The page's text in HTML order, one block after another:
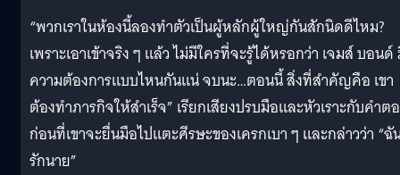
“พวกเราในห้องนี้ลองทำตัวเป็นผู้หลักผู้ใหญ่กันสักนิดดีไหม?
เพราะเอาเข้าจริง ๆ แล้ว ไม่มีใครที่จะรู้ได้หรอกว่า เจมส์ บอนด์
ความต้องการแบบไหนกันแน่ จบนะ…ตอนนี้ สิ่งที่สำคัญคือ เขา
ต้องทำภารกิจให้สำเร็จ” เรียกเสียงปรบมือและหัวเราะกับคำต
ก่อนที่เขาจะยื่นมือไปแตะศีรษะของเครกเบา ๆ และกล่าวว่า “ฉั
รักนาย”